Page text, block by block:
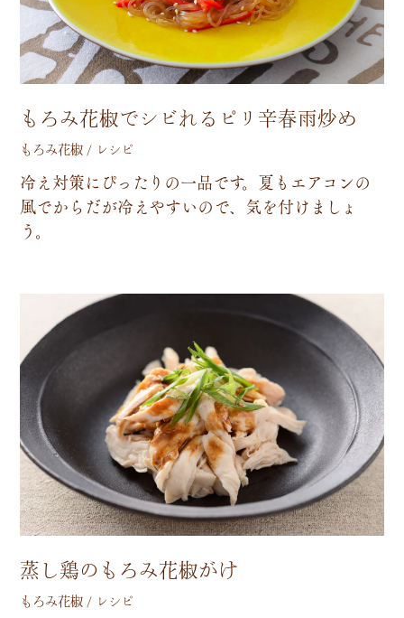
もろみ花椒でシビれるピリ辛春雨炒め
もろみ花椒 / レシピ
冷え対策に ぴっ た り の一品です。 夏 も エアコ ンの
風でか ら だが冷えやすいので、 気を付け ま し ょ
う。
蒸し鶏のもろみ花椒がけ
もろみ花椒 / レシピ